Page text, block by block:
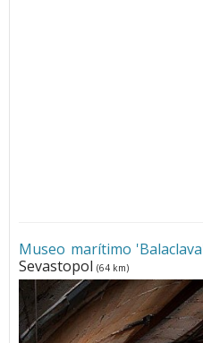
Museo marítimo
Sevastopol (64 km)